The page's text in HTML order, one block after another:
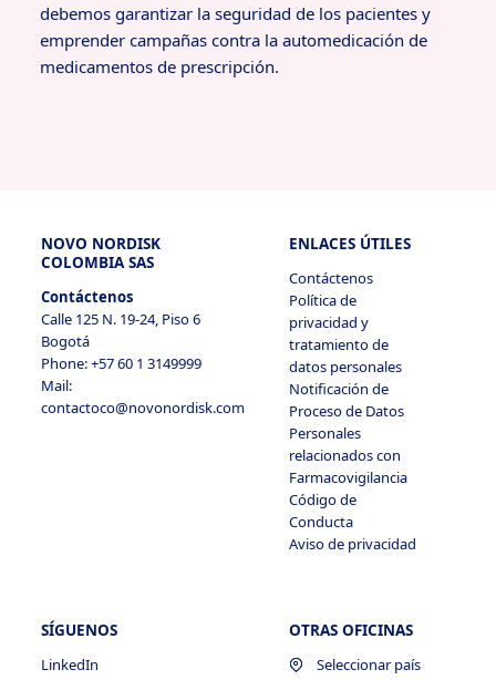
debemos garantizar la seguridad de los pacientes y
emprender campañas contra la automedicación de
medicamentos de prescripción.
NOVO NORDISK
COLOMBIA SAS
Contáctenos
Calle 125 N. 19-24, Piso 6
Bogotá
Phone: +57 60 1 3149999
Mail:
contactoco@novonordisk.com
ENLACES ÚTILES
Contáctenos
Política de
privacidad y
tratamiento de
datos personales
Notificación de
Proceso de Datos
Personales
relacionados con
Farmacovigilancia
Código de
Conducta
Aviso de privacidad
SÍGUENOS
LinkedIn
OTRAS OFICINAS
Seleccionar país